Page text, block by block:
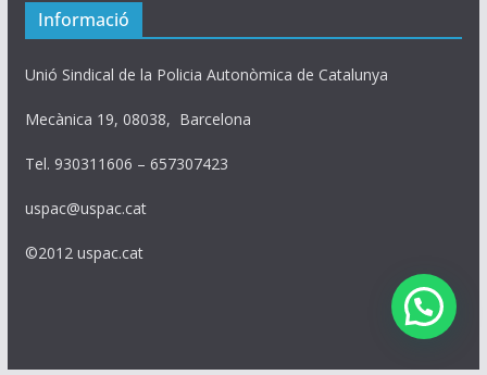
Informació
Unió Sindical de la Policia Autonòmica de Catalunya
Mecànica 19, 08038, Barcelona
Tel. 930311606 – 657307423
uspac@uspac.cat
©2012 uspac.cat